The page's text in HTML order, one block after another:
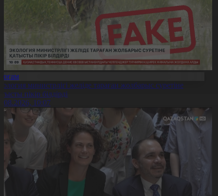
министрлігі желіде тараған жолбарыс суретіне
пікір білдірді
10:07